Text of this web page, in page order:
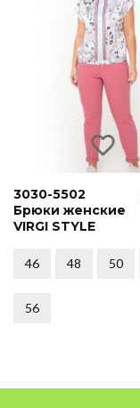
3030-5502
Брюки женские
VIRGI STYLE
46 48 50
56